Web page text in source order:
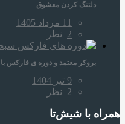
دلتنگ کردن معشوق
11 مرداد 1405
2 نظر
بروکر معتمد و دوره‌ ی فارکس
9 تیر 1404
2 نظر
همراه‌ با شیش‌تا